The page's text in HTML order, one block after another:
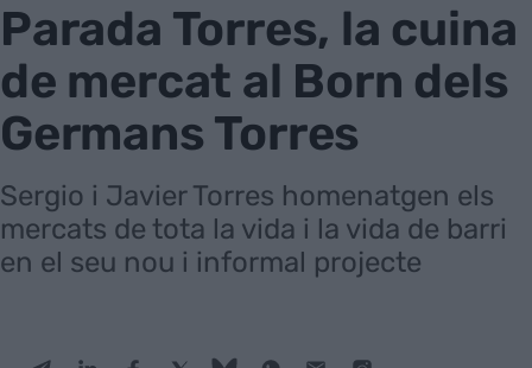
Parada Torres, la cuina
de mercat al Born dels
Germans Torres
Sergio i Javier Torres homenatgen els
mercats de tota la vida i la vida de barri
en el seu nou i informal projecte